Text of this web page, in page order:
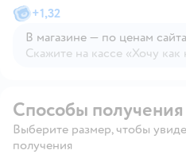
+1,32
В магазине — по ценам сайта
Скажите на кассе «Хочу как
Способы получения
Выберите размер, чтобы
получения